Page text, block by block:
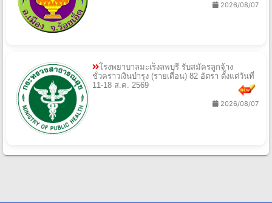
2026/08/07
โรงพยาบาลมะเร็งลพบุรี รับสมัครลูกจ้าง
ชั่วคราวเงินบำรุง (รายเดือน) 82 อัตรา ตั้งแต่วันที่
11-18 ส.ค. 2569
2026/08/07